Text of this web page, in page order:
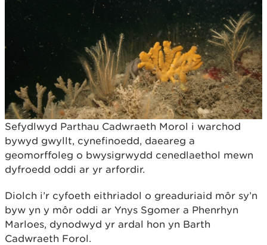
Sefydlwyd Parthau Cadwraeth Morol i warchod
bywyd gwyllt, cynefinoedd, daeareg a
geomorffoleg o bwysigrwydd cenedlaethol mewn
dyfroedd oddi ar yr arfordir.
Diolch i’r cyfoeth eithriadol o greaduriaid môr sy’n
byw yn y môr oddi ar Ynys Sgomer a Phenrhyn
Marloes, dynodwyd yr ardal hon yn Barth
Cadwraeth Forol.